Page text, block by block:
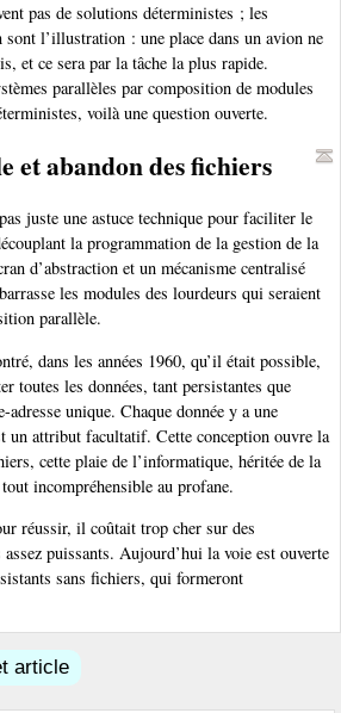
pas de solutions déterministes ; les
sont l’illustration : une place dans un avion ne
et ce sera par la tâche la plus rapide.
parallèles par composition de modules
voilà une question ouverte.
et abandon des fichiers
juste une astuce technique pour faciliter le
la programmation de la gestion de la
d’abstraction et un mécanisme centralisé
les modules des lourdeurs qui seraient
parallèle.
dans les années 1960, qu’il était possible,
toutes les données, tant persistantes que
adresse unique. Chaque donnée y a une
un attribut facultatif. Cette conception ouvre la
cette plaie de l’informatique, héritée de la
incompréhensible au profane.
réussir, il coûtait trop cher sur des
puissants. Aujourd’hui la voie est ouverte
sans fichiers, qui formeront
article